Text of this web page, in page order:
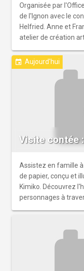
“lecture de
ancien conseiller
produits locaux et
commentée du
balade théâtralisée
programmation
Organisée par
de l'Ignon avec le
Helfried. Anne et
atelier de création
Gratuit. Sur
95 24 03
event Aujourd'hui
Visite contée
Assistez en famille
de papier, conçu et
Kimiko. Découvrez
personnages à